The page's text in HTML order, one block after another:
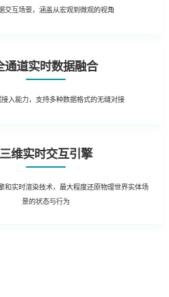
交互场景，涵盖从宏观到微观的视角
通道实时数据融合
入能力，支持多种数据格式的无缝对接
三维实时交互引擎
和实时渲染技术，最大程度还原物理世界实体场
景的状态与行为